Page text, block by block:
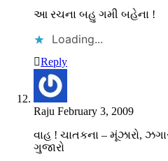
આ રચના બહુ ગમી બહેના !
Loading...
Reply
Raju February 3, 2009
વાહ ! ચાતકના – મૂંઝારો,
ગુજારો